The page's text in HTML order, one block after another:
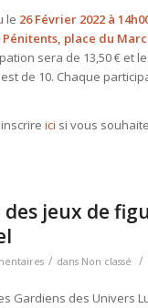
le 26 Février 2022 à
Pénitents, place du
sera de 13,50 € et
de 10. Chaque
ici si vous
des jeux de
/ dans Non classé /
Gardiens des Univers